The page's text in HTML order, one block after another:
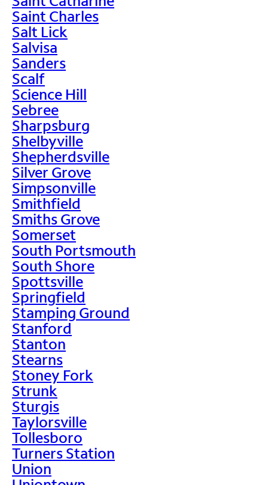
Saint Charles
Salt Lick
Salvisa
Sanders
Scalf
Science Hill
Sebree
Sharpsburg
Shelbyville
Shepherdsville
Silver Grove
Simpsonville
Smithfield
Smiths Grove
Somerset
South Portsmouth
South Shore
Spottsville
Springfield
Stamping Ground
Stanford
Stanton
Stearns
Stoney Fork
Strunk
Sturgis
Taylorsville
Tollesboro
Turners Station
Union